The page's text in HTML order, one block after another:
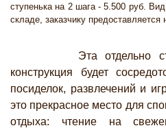
ступенька на 2 шага - 5.500 руб.
складе, заказчику предоставляется
Эта отдельно
конструкция будет
посиделок, развлечений и
это прекрасное место для
отдыха: чтение на